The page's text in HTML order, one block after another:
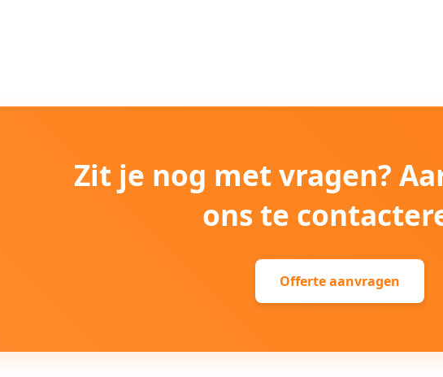
Zit je nog met vragen?
ons te
Offerte aanvragen